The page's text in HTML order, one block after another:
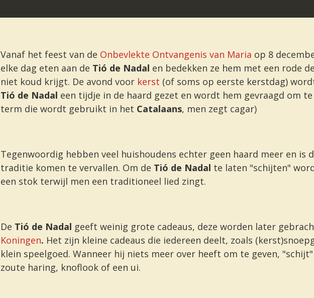
Vanaf het feest van de Onbevlekte Ontvangenis van Maria op 8
elke dag eten aan de Tió de Nadal en bedekken ze hem met een rode
niet koud krijgt. De avond voor kerst (of soms op eerste kerstdag)
Tió de Nadal een tijdje in de haard gezet en wordt hem gevraagd om
term die wordt gebruikt in het Catalaans, men zegt cagar)
Tegenwoordig hebben veel huishoudens echter geen haard meer en is
traditie komen te vervallen. Om de Tió de Nadal te laten "schijten"
een stok terwijl men een traditioneel lied zingt.
De Tió de Nadal geeft weinig grote cadeaus, deze worden later
Koningen. Het zijn kleine cadeaus die iedereen deelt, zoals
klein speelgoed. Wanneer hij niets meer over heeft om te geven,
zoute haring, knoflook of een ui.